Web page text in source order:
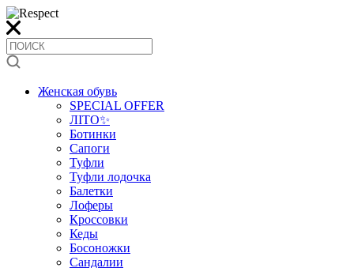
Женская обувь
SPECIAL OFFER
ЛІТО✨
Ботинки
Сапоги
Туфли
Туфли лодочка
Балетки
Лоферы
Кроссовки
Кеды
Босоножки
Сандалии